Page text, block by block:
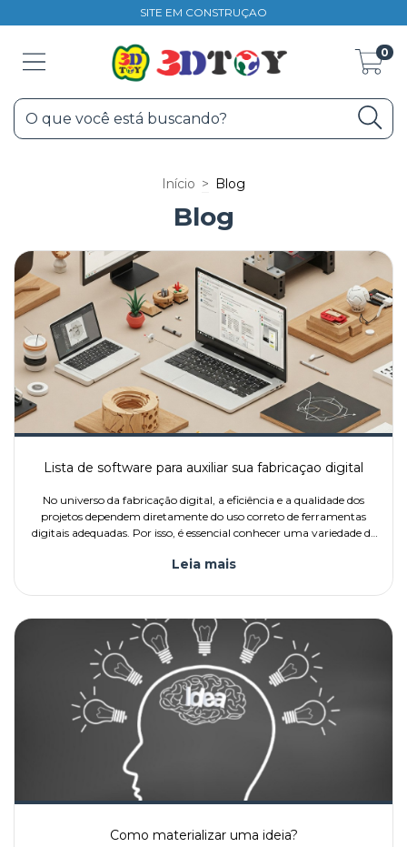
SITE EM CONSTRUÇAO
0
Início > Blog
Blog
Lista de software para auxiliar sua fabricaçao digital
No universo da fabricação digital, a eficiência e a qualidade dos
projetos dependem diretamente do uso correto de ferramentas
digitais adequadas. Por isso, é essencial conhecer uma variedade de
Leia mais
Como materializar uma ideia?